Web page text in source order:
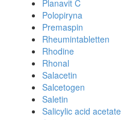
Planavit C
Polopiryna
Premaspin
Rheumintabletten
Rhodine
Rhonal
Salacetin
Salcetogen
Saletin
Salicylic acid acetate